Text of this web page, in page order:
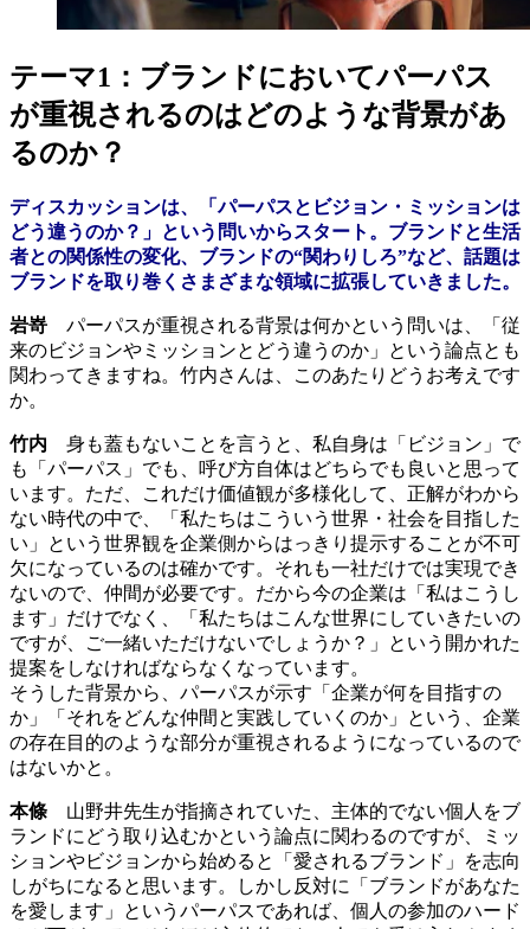
テーマ1：ブランドにおいてパーパス
が重視されるのはどのような背景があ
るのか？
ディスカッションは、「パーパスとビジョン・ミッションは
どう違うのか？」という問いからスタート。ブランドと生活
者との関係性の変化、ブランドの“関わりしろ”など、話題は
ブランドを取り巻くさまざまな領域に拡張していきました。
岩嵜 パーパスが重視される背景は何かという問いは、「従
来のビジョンやミッションとどう違うのか」という論点とも
関わってきますね。竹内さんは、このあたりどうお考えです
か。
竹内 身も蓋もないことを言うと、私自身は「ビジョン」で
も「パーパス」でも、呼び方自体はどちらでも良いと思って
います。ただ、これだけ価値観が多様化して、正解がわから
ない時代の中で、「私たちはこういう世界・社会を目指した
い」という世界観を企業側からはっきり提示することが不可
欠になっているのは確かです。それも一社だけでは実現でき
ないので、仲間が必要です。だから今の企業は「私はこうし
ます」だけでなく、「私たちはこんな世界にしていきたいの
ですが、ご一緒いただけないでしょうか？」という開かれた
提案をしなければならなくなっています。
そうした背景から、パーパスが示す「企業が何を目指すの
か」「それをどんな仲間と実践していくのか」という、企業
の存在目的のような部分が重視されるようになっているので
はないかと。
本條 山野井先生が指摘されていた、主体的でない個人をブ
ランドにどう取り込むかという論点に関わるのですが、ミッ
ションやビジョンから始めると「愛されるブランド」を志向
しがちになると思います。しかし反対に「ブランドがあなた
を愛します」というパーパスであれば、個人の参加のハード